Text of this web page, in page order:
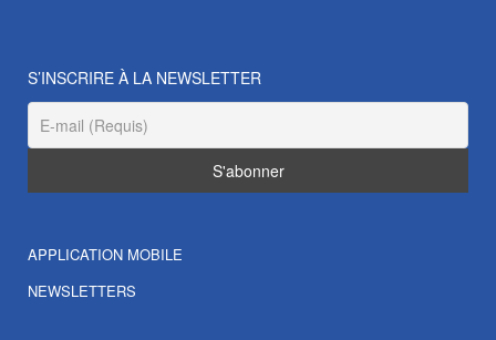
S’INSCRIRE À LA NEWSLETTER
APPLICATION MOBILE
NEWSLETTERS